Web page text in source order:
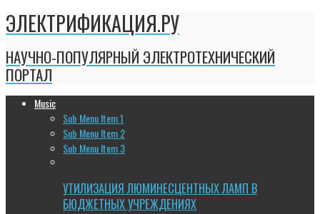
ЭЛЕКТРИФИКАЦИЯ.РУ
НАУЧНО-ПОПУЛЯРНЫЙ ЭЛЕКТРОТЕХНИЧЕСКИЙ
ПОРТАЛ
Music
Sub Menu Item 1
Sub Menu Item 2
Sub Menu Item 3
УТИЛИЗАЦИЯ ЛЮМИНЕСЦЕНТНЫХ ЛАМП В
БЮДЖЕТНЫХ УЧРЕЖДЕНИЯХ